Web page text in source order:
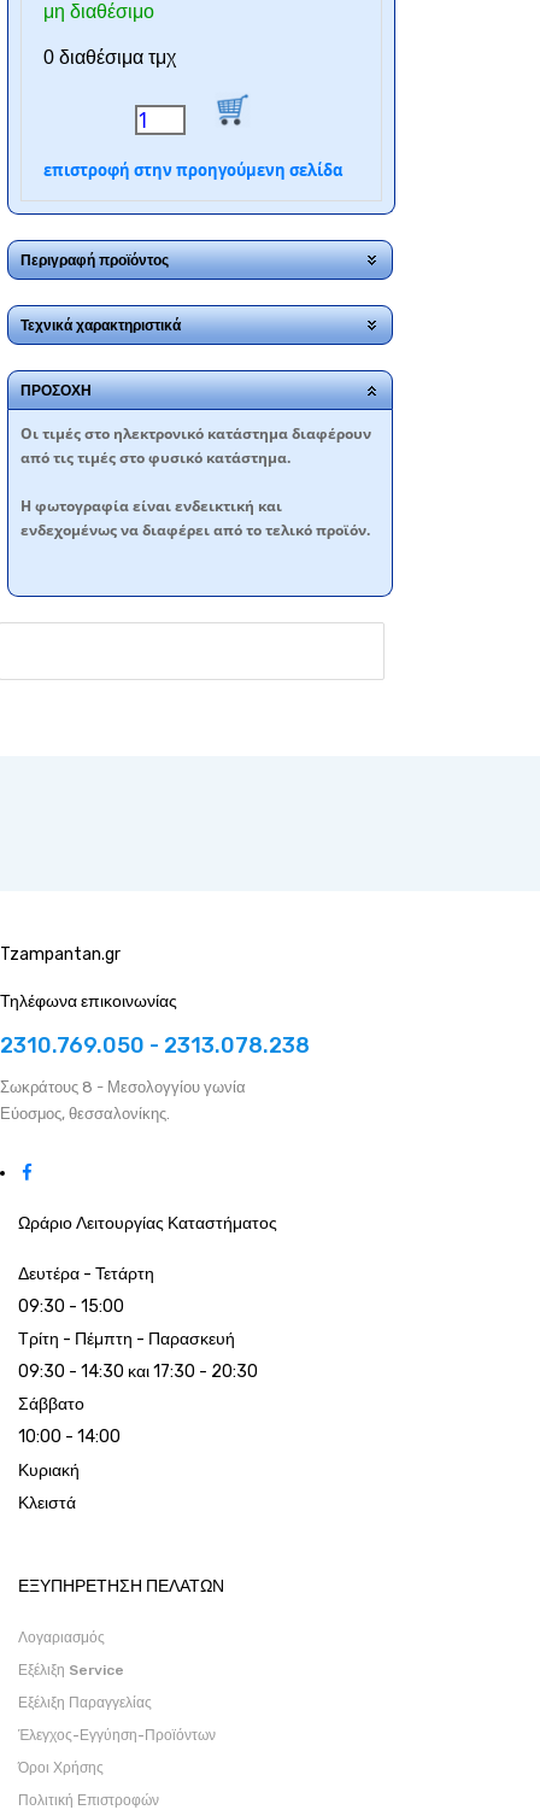
μη διαθέσιμο
0 διαθέσιμα τμχ
επιστροφή στην προηγούμενη σελίδα
Περιγραφή προϊόντος
Τεχνικά χαρακτηριστικά
ΠΡΟΣΟΧΗ
Oι τιμές στο ηλεκτρονικό κατάστημα διαφέρουν
από τις τιμές στο φυσικό κατάστημα.
Η φωτογραφία είναι ενδεικτική και
ενδεχομένως να διαφέρει από το τελικό προϊόν.
Tzampantan.gr
Τηλέφωνα επικοινωνίας
2310.769.050 - 2313.078.238
Σωκράτους 8 - Μεσολογγίου γωνία
Εύοσμος, θεσσαλονίκης.
Ωράριο Λειτουργίας Καταστήματος
Δευτέρα - Τετάρτη
09:30 - 15:00
Τρίτη - Πέμπτη - Παρασκευή
09:30 - 14:30 και 17:30 - 20:30
Σάββατο
10:00 - 14:00
Κυριακή
Κλειστά
ΕΞΥΠΗΡΕΤΗΣΗ ΠΕΛΑΤΩΝ
Λογαριασμός
Εξέλιξη Service
Εξέλιξη Παραγγελίας
Έλεγχος-Εγγύηση-Προϊόντων
Όροι Χρήσης
Πολιτική Επιστροφών